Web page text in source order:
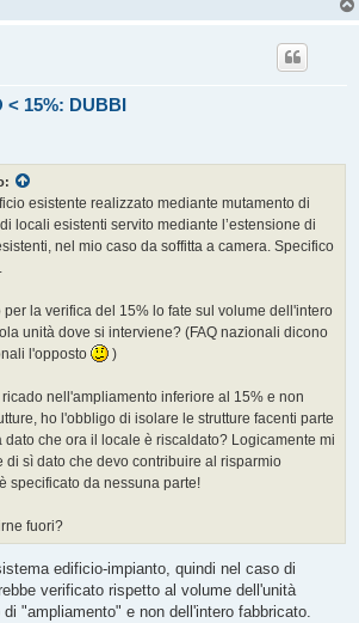
< 15%: DUBBI
esistente realizzato mediante mutamento di
locali esistenti servito mediante l’estensione di
nel mio caso da soffitta a camera. Specifico
per la verifica del 15% lo fate sul volume dell'intero
unità dove si interviene? (FAQ nazionali dicono
l'opposto
)
nell'ampliamento inferiore al 15% e non
ho l'obbligo di isolare le strutture facenti parte
che ora il locale è riscaldato? Logicamente mi
di sì dato che devo contribuire al risparmio
specificato da nessuna parte!
fuori?
edificio-impianto, quindi nel caso di
verificato rispetto al volume dell'unità
"ampliamento" e non dell'intero fabbricato.